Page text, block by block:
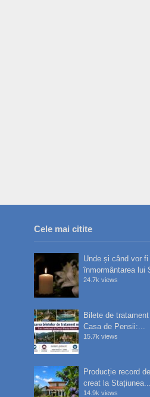
Cele mai citite
Unde și când vor
înmormântarea lui
24.7k views
Bilete de
Casa de Pensii:...
15.7k views
Producție record
creat la Stațiunea...
14.9k views